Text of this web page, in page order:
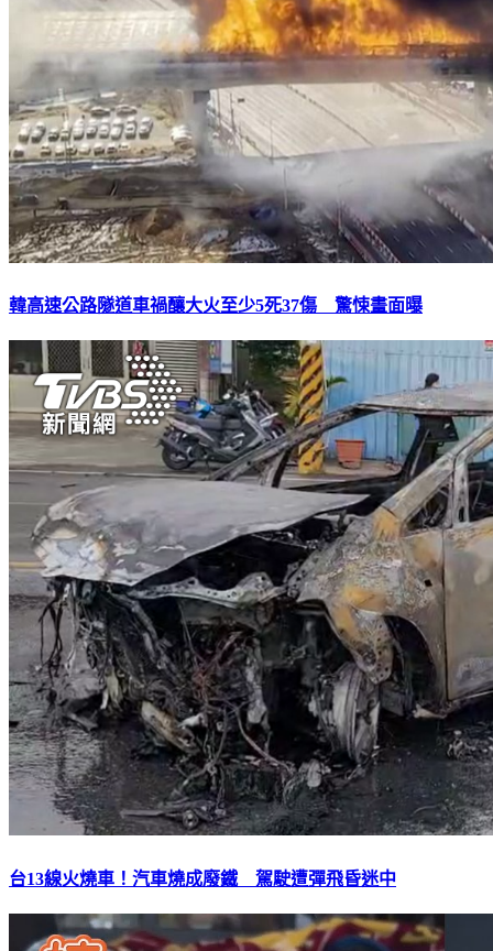
韓高速公路隧道車禍釀大火至少5死37傷 驚悚畫面曝
台13線火燒車！汽車燒成廢鐵 駕駛遭彈飛昏迷中